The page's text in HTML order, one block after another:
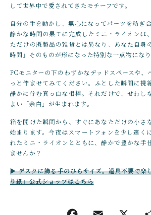
して世界中で愛されてきたモチーフです。
自分の手を動かし、無心になってパーツを紡ぎ
静かな時間の果てに完成したミニ・ライオンは
ただけの既製品の雑貨とは異なり、あなた自身
時間」そのものが形になった特別な一点物になり
PCモニターの下のわずかなデッドスペースや、
っと佇ませてみてください。ふとした瞬間に視
静かに佇む真っ白な相棒。それだけで、せわし
よい「余白」が生まれます。
箱を開けた瞬間から、すぐにあなただけの小さ
始まります。今夜はスマートフォンを少し遠く
れたミニ・ライオンとともに、静かで豊かな手
ませんか？
▶ デスクに飾る手のひらサイズ。道具不要で楽
り紙」公式ショップはこちら